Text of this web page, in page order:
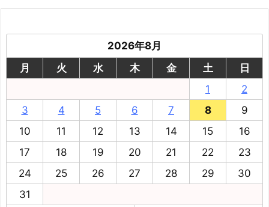
2026年8月
月
火 水 木 金 土
日
1
2
3
4 5 6 7 8
9
10
11 12 13 14 15
16
17
18 19 20 21 22
23
24
25 26 27 28 29
30
31